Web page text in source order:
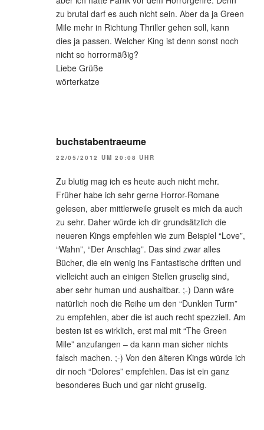
zu brutal darf es auch nicht sein. Aber da ja Green
Mile mehr in Richtung Thriller gehen soll, kann
dies ja passen. Welcher King ist denn sonst noch
nicht so horrormäßig?
Liebe Grüße
wörterkatze
buchstabentraeume
22/05/2012 UM 20:08 UHR
Zu blutig mag ich es heute auch nicht mehr.
Früher habe ich sehr gerne Horror-Romane
gelesen, aber mittlerweile gruselt es mich da auch
zu sehr. Daher würde ich dir grundsätzlich die
neueren Kings empfehlen wie zum Beispiel “Love”,
“Wahn”, “Der Anschlag”. Das sind zwar alles
Bücher, die ein wenig ins Fantastische driften und
vielleicht auch an einigen Stellen gruselig sind,
aber sehr human und aushaltbar. ;-) Dann wäre
natürlich noch die Reihe um den “Dunklen Turm”
zu empfehlen, aber die ist auch recht spezziell. Am
besten ist es wirklich, erst mal mit “The Green
Mile” anzufangen – da kann man sicher nichts
falsch machen. ;-) Von den älteren Kings würde ich
dir noch “Dolores” empfehlen. Das ist ein ganz
besonderes Buch und gar nicht gruselig.